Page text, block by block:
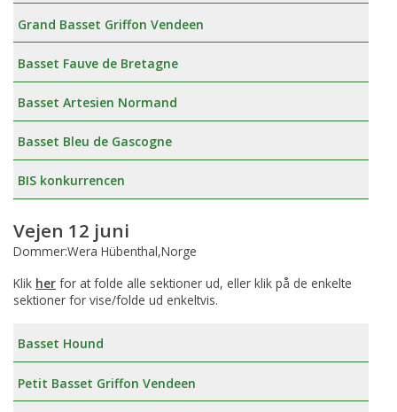
Grand Basset Griffon Vendeen
Basset Fauve de Bretagne
Basset Artesien Normand
Basset Bleu de Gascogne
BIS konkurrencen
Vejen 12 juni
Dommer:Wera Hübenthal,Norge
Klik her for at folde alle sektioner ud, eller klik på de enkelte
sektioner for vise/folde ud enkeltvis.
Basset Hound
Petit Basset Griffon Vendeen